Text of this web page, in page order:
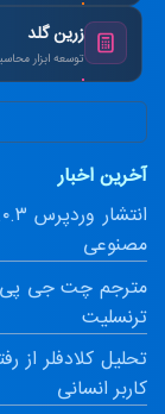
زرین گلد
توسعه ابزار
ماشین‌حساب
آخرین اخبار
مصنوعی
مترجم چت جی پی
ترنسلیت
تحلیل کلادفلر
کاربر انسانی